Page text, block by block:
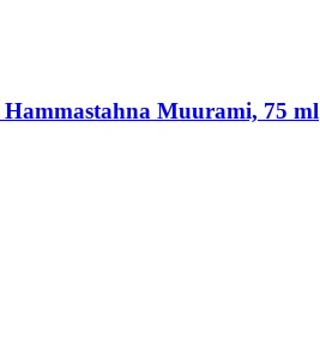
Hammastahna Muurami, 75 ml